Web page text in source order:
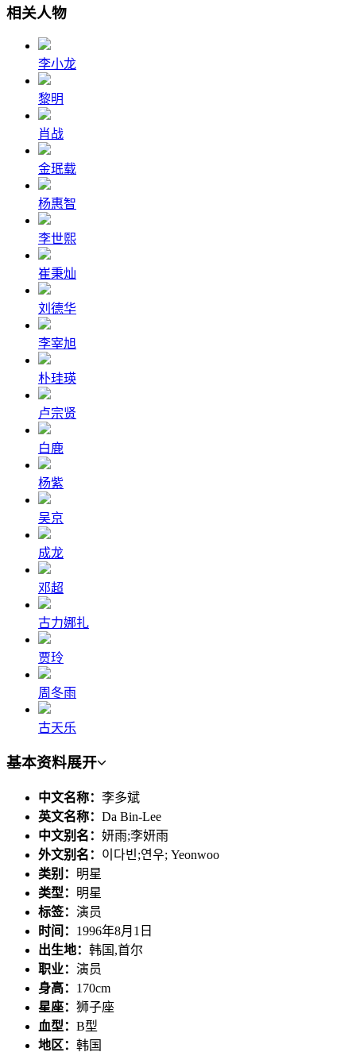
相关人物
李小龙
黎明
肖战
金珉载
杨惠智
李世熙
崔秉灿
刘德华
李宰旭
朴珪瑛
卢宗贤
白鹿
杨紫
吴京
成龙
邓超
古力娜扎
贾玲
周冬雨
古天乐
基本资料展开
中文名称： 李多斌
英文名称： Da Bin-Lee
中文别名： 妍雨;李妍雨
外文别名： 이다빈;연우; Yeonwoo
类别： 明星
类型： 明星
标签： 演员
时间： 1996年8月1日
出生地： 韩国,首尔
职业： 演员
身高： 170cm
星座： 狮子座
血型： B型
地区： 韩国